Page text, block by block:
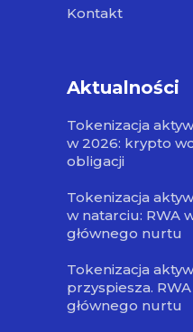
Kontakt
Aktualności
Tokenizacja
w 2026: krypto
obligacji
Tokenizacja
w natarciu: RWA
głównego nurtu
Tokenizacja
przyspiesza.
głównego nurtu